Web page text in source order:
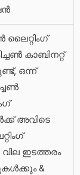
കാബിനറ്റ്
ഒന്ന്
അവിടെ
ഇടത്തരം
&